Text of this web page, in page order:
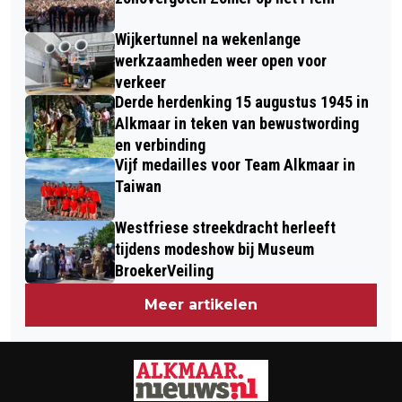
IN HEERHUGOWAARD
Wijkertunnel na wekenlange
werkzaamheden weer open voor
verkeer
Derde herdenking 15 augustus 1945 in
Alkmaar in teken van bewustwording
en verbinding
Vijf medailles voor Team Alkmaar in
Taiwan
Westfriese streekdracht herleeft
tijdens modeshow bij Museum
BroekerVeiling
Meer artikelen